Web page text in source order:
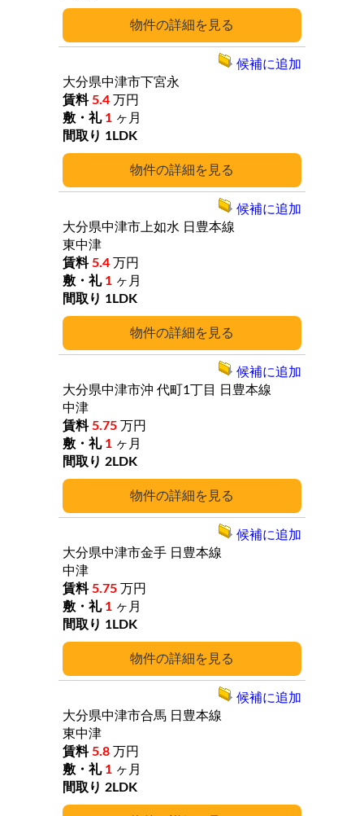
詳細
詳細
大分県中津市下宮永
5.4 万円
1 ヶ月
1LDK
候補に追加
詳細
大分県中津市上如水 日豊本線
東中津
5.4 万円
1 ヶ月
1LDK
候補に追加
詳細
大分県中津市沖 代町1丁目
日豊本線
中津
5.75 万円
1 ヶ月
2LDK
候補に追加
詳細
大分県中津市金手 日豊本線
中津
5.75 万円
1 ヶ月
1LDK
候補に追加
大分県中津市合馬 日豊本線
東中津
5.8 万円
1 ヶ月
2LDK
候補に追加